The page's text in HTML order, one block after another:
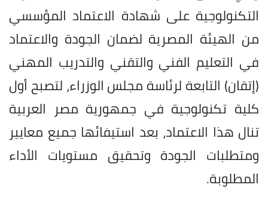
التكنولوجية على شهادة الاعتماد المؤسسي
من الهيئة المصرية لضمان الجودة والاعتماد
في التعليم الفني والتقني والتدريب المهني
(إتقان) التابعة لرئاسة مجلس الوزراء، لتصبح أول
كلية تكنولوجية في جمهورية مصر العربية
تنال هذا الاعتماد، بعد استيفائها جميع معايير
ومتطلبات الجودة وتحقيق مستويات الأداء
المطلوبة.